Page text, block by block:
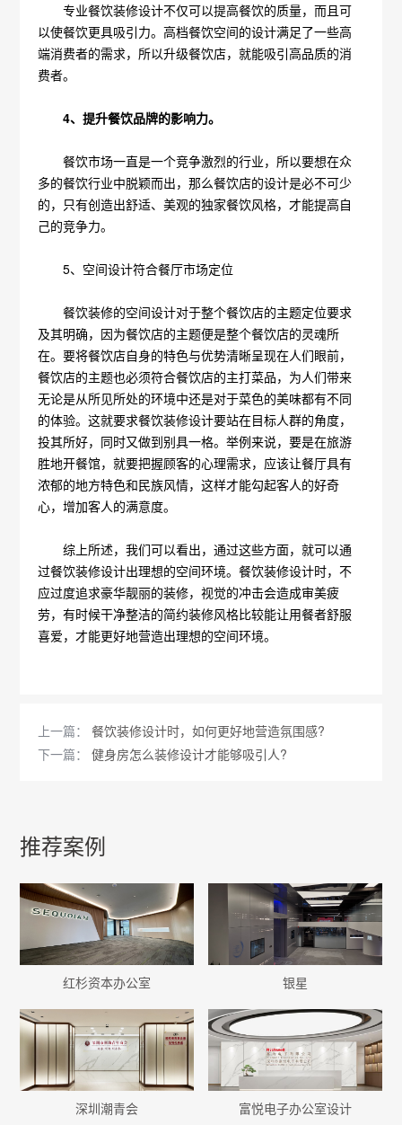
专业餐饮装修设计不仅可以提高餐饮的质量，而且可
以使餐饮更具吸引力。高档餐饮空间的设计满足了一些高
端消费者的需求，所以升级餐饮店，就能吸引高品质的消
费者。
4、提升餐饮品牌的影响力。
餐饮市场一直是一个竞争激烈的行业，所以要想在众
多的餐饮行业中脱颖而出，那么餐饮店的设计是必不可少
的，只有创造出舒适、美观的独家餐饮风格，才能提高自
己的竞争力。
5、空间设计符合餐厅市场定位
餐饮装修的空间设计对于整个餐饮店的主题定位要求
及其明确，因为餐饮店的主题便是整个餐饮店的灵魂所
在。要将餐饮店自身的特色与优势清晰呈现在人们眼前，
餐饮店的主题也必须符合餐饮店的主打菜品，为人们带来
无论是从所见所处的环境中还是对于菜色的美味都有不同
的体验。这就要求餐饮装修设计要站在目标人群的角度，
投其所好，同时又做到别具一格。举例来说，要是在旅游
胜地开餐馆，就要把握顾客的心理需求，应该让餐厅具有
浓郁的地方特色和民族风情，这样才能勾起客人的好奇
心，增加客人的满意度。
综上所述，我们可以看出，通过这些方面，就可以通
过餐饮装修设计出理想的空间环境。餐饮装修设计时，不
应过度追求豪华靓丽的装修，视觉的冲击会造成审美疲
劳，有时候干净整洁的简约装修风格比较能让用餐者舒服
喜爱，才能更好地营造出理想的空间环境。
上一篇： 餐饮装修设计时，如何更好地营造氛围感?
下一篇：健身房怎么装修设计才能够吸引人?
推荐案例
红杉资本办公室 银星
深圳潮青会 富悦电子办公室设计